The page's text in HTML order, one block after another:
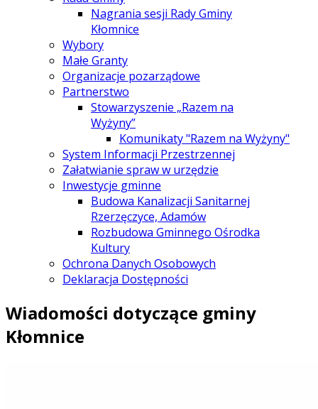
Nagrania sesji Rady Gminy
Kłomnice
Wybory
Małe Granty
Organizacje pozarządowe
Partnerstwo
Stowarzyszenie „Razem na
Wyżyny”
Komunikaty "Razem na Wyżyny"
System Informacji Przestrzennej
Załatwianie spraw w urzędzie
Inwestycje gminne
Budowa Kanalizacji Sanitarnej
Rzerzęczyce, Adamów
Rozbudowa Gminnego Ośrodka
Kultury
Ochrona Danych Osobowych
Deklaracja Dostępności
Wiadomości dotyczące gminy
Kłomnice